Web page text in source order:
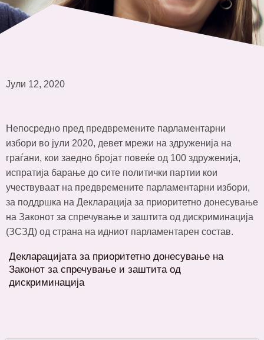
Јули 12, 2020
Непосредно пред предвремените парламентарни
избори во јули 2020, девет мрежи на здруженија на
граѓани, кои заедно бројат повеќе од 100 здруженија,
испратија барање до сите политички партии кои
учествуваат на предвремените парламентарни избори,
за поддршка на Декларација за приоритетно донесување
на Законот за спречување и заштита од дискриминација
(ЗСЗД) од страна на идниот парламентарен состав.
Декларацијата за приоритетно донесување на
Законот за спречување и заштита од
дискриминација